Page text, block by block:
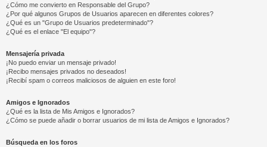
¿Cómo me convierto en Responsable del Grupo?
¿Por qué algunos Grupos de Usuarios aparecen en diferentes colores?
¿Qué es un "Grupo de Usuarios predeterminado"?
¿Qué es el enlace "El equipo"?
Mensajería privada
¡No puedo enviar un mensaje privado!
¡Recibo mensajes privados no deseados!
¡Recibí spam o correos maliciosos de alguien en este foro!
Amigos e Ignorados
¿Qué es la lista de Mis Amigos e Ignorados?
¿Cómo se puede añadir o borrar usuarios de mi lista de Amigos e Ignorados?
Búsqueda en los foros